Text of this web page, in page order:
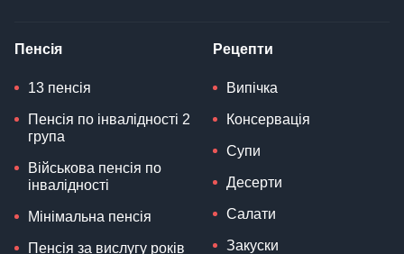
Пенсія
13 пенсія
Пенсія по інвалідності 2
група
Військова пенсія по
інвалідності
Мінімальна пенсія
Пенсія за вислугу років
Рецепти
Випічка
Консервація
Супи
Десерти
Салати
Закуски